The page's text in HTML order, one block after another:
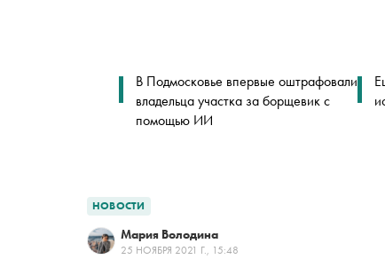
В Подмосковье впервые оштрафовали
владельца участка за борщевик с
помощью ИИ
НОВОСТИ
Мария Володина
25 НОЯБРЯ 2021 Г., 15:48